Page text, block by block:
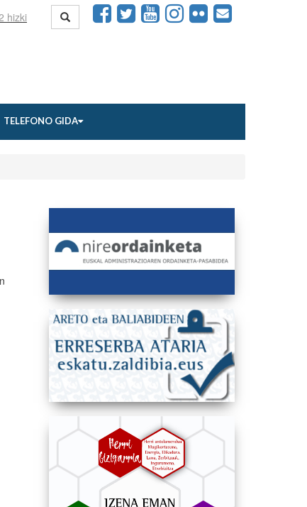
TELEFONO GIDA